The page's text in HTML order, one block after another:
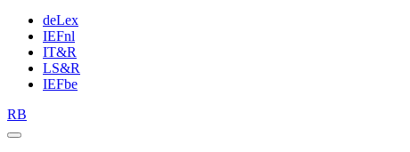
deLex
IEFnl
IT&R
LS&R
IEFbe
RB